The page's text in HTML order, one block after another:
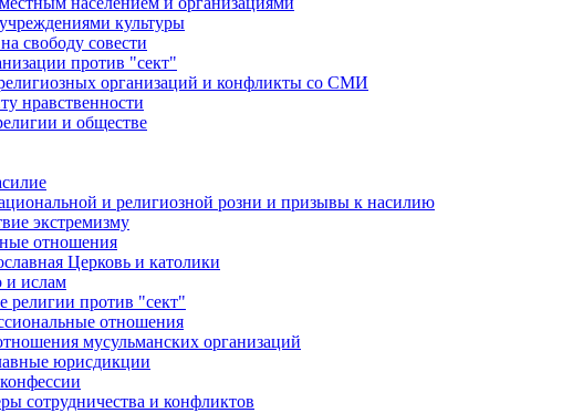
культуры
свободу совести
против "сект"
организаций и конфликты со СМИ
нравственности
и обществе
и религиозной розни и призывы к насилию
экстремизму
отношения
Церковь и католики
и ислам
религии против "сект"
отношения
мусульманских организаций
юрисдикции
сотрудничества и конфликтов